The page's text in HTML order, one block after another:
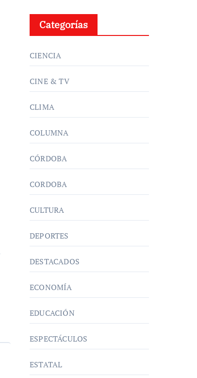
Categorías
CIENCIA
CINE & TV
CLIMA
COLUMNA
CÓRDOBA
CORDOBA
CULTURA
DEPORTES
DESTACADOS
ECONOMÍA
EDUCACIÓN
ESPECTÁCULOS
ESTATAL